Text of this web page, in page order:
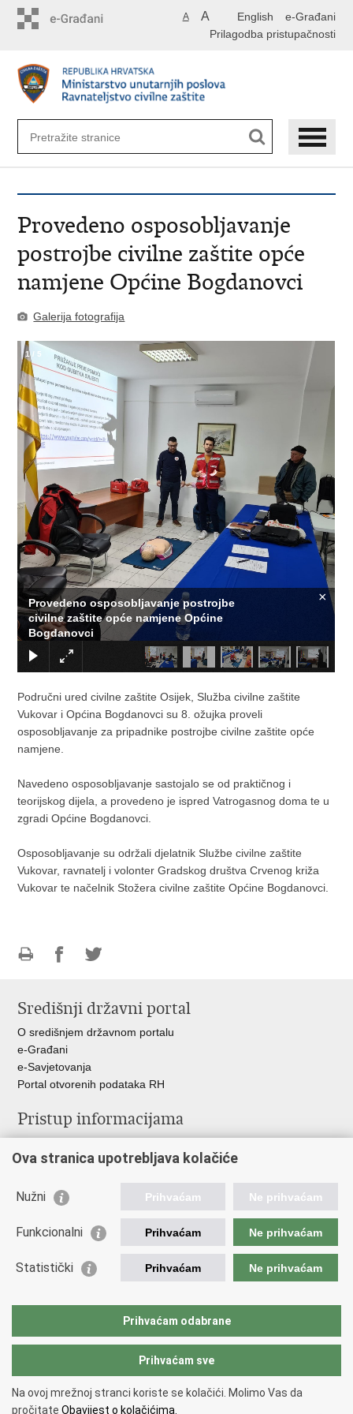
English e-Građani
A A
Prilagodba pristupačnosti
Provedeno osposobljavanje
postrojbe civilne zaštite opće
namjene Općine Bogdanovci
Galerija fotografija
Provedeno osposobljavanje postrojbe
civilne zaštite opće namjene Općine
Bogdanovci
×
1/ 5
Područni ured civilne zaštite Osijek, Služba civilne zaštite
Vukovar i Općina Bogdanovci su 8. ožujka proveli
osposobljavanje za pripadnike postrojbe civilne zaštite opće
namjene.
Navedeno osposobljavanje sastojalo se od praktičnog i
teorijskog dijela, a provedeno je ispred Vatrogasnog doma te u
zgradi Općine Bogdanovci.
Osposobljavanje su održali djelatnik Službe civilne zaštite
Vukovar, ravnatelj i volonter Gradskog društva Crvenog križa
Vukovar te načelnik Stožera civilne zaštite Općine Bogdanovci.
FacebookuTwitteru
Središnji državni portal
O središnjem državnom portalu
e-Građani
e-Savjetovanja
Portal otvorenih podataka RH
Pristup informacijama
Savjetovanje
Zapošljavanje
Odnosi s javnošću
Važne poveznice
Ministarstvo unutarnjih poslova
Copyright © 2026 Ravnateljstvo civilne zaštite.
Ova stranica upotrebljava kolačiće
Nužni Prihvaćam Ne prihvaćam
Funkcionalni Prihvaćam Ne prihvaćam
Statistički Prihvaćam Ne prihvaćam
Prihvaćam odabrane
Prihvaćam sve
Na ovoj mrežnoj stranci koriste se kolačići. Molimo Vas da
pročitate Obavijest o kolačićima.